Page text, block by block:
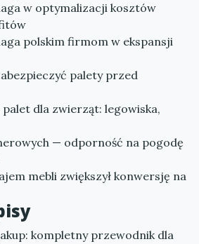
w optymalizacji kosztów
polskim firmom w ekspansji
palety przed
palet dla zwierząt: legowiska,
— odporność na pogodę
mebli zwiększył konwersję na
kompletny przewodnik dla